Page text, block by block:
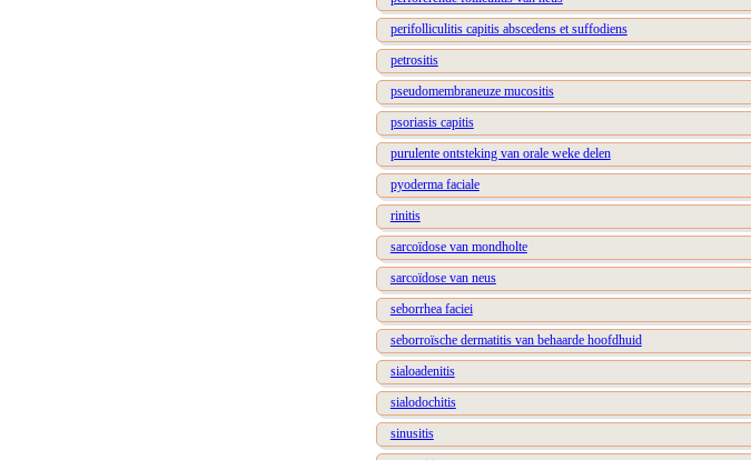
perifolliculitis capitis abscedens et suffodiens
petrositis
pseudomembraneuze mucositis
psoriasis capitis
purulente ontsteking van orale weke delen
pyoderma faciale
rinitis
sarcoïdose van mondholte
sarcoïdose van neus
seborrhea faciei
seborroïsche dermatitis van behaarde hoofdhuid
sialoadenitis
sialodochitis
sinusitis